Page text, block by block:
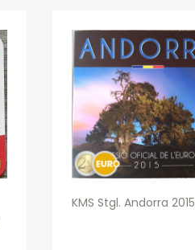
KMS Stgl. Andorra 2015